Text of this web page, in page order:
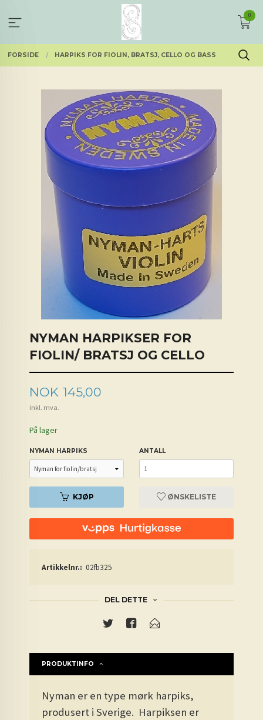
innholdet
0
FORSIDE HARPIKS FOR FIOLIN, BRATSJ, CELLO OG BASS
NYMAN HARPIKSER FOR
FIOLIN/ BRATSJ OG CELLO
Pris
NOK 145,00
inkl. mva.
På lager
NYMAN HARPIKS ANTALL
KJØP ØNSKELISTE
Artikkelnr.: 02fb325
DEL DETTE
PRODUKTINFO
Nyman er en type mørk harpiks,
produsert i Sverige. Harpiksen er